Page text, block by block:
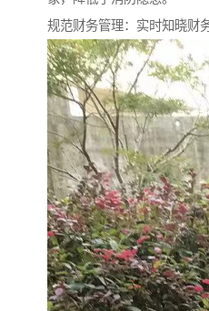
规范财务管理：实时知晓财